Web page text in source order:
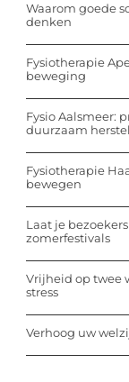
Waarom goede
denken
Fysiotherapie
beweging
Fysio Aalsmeer:
duurzaam herstel
Fysiotherapie
bewegen
Laat je
zomerfestivals
Vrijheid op twee
stress
Verhoog uw